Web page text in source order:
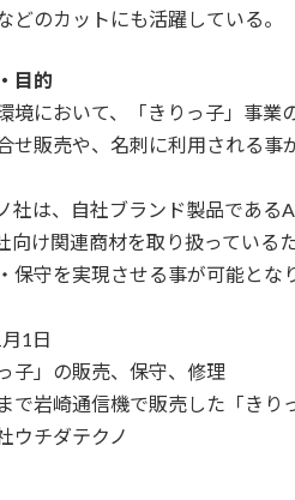
どのカットにも活躍している。
目的
において、「きりっ子」事業
せ販売や、名刺に利用される
は、自社ブランド製品である
向け関連商材を取り扱っている
保守を実現させる事が可能とな
1日
子」の販売、保守、修理
販売した「きりっ子」
ウチダテクノ